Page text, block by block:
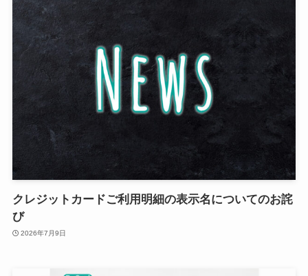
クレジットカードご利用明細の表示名についてのお詫
び
2026年7月9日